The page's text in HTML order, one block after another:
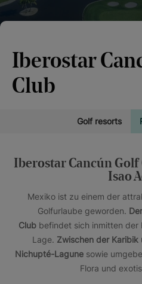
Iberostar
Club
Golf resorts
Iberostar Cancún
Isao
Mexiko ist zu einem der
Golfurlaube geworden.
Club befindet sich inmitten der
Lage. Zwischen der Karibik
Nichupté-Lagune sowie
Flora und